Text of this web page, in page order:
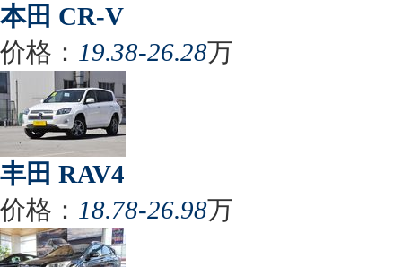
本田 CR-V
价格： 19.38-26.28万
丰田 RAV4
价格： 18.78-26.98万